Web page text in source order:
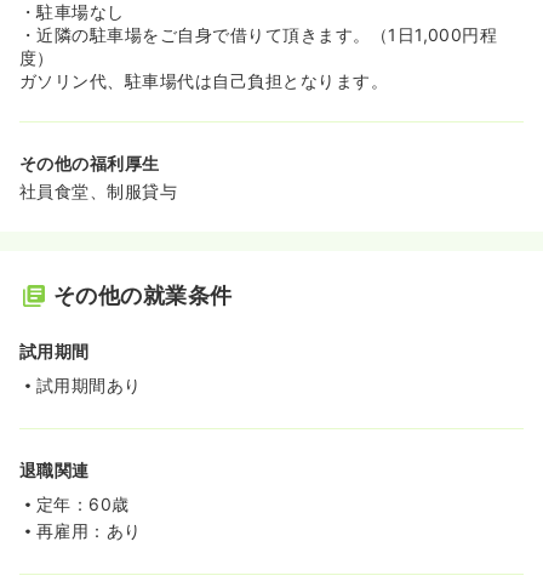
・駐車場なし
・近隣の駐車場をご自身で借りて頂きます。（1日1,000円程
度）
ガソリン代、駐車場代は自己負担となります。
その他の福利厚生
社員食堂、制服貸与
その他の就業条件
試用期間
試用期間あり
退職関連
定年：60歳
再雇用：あり